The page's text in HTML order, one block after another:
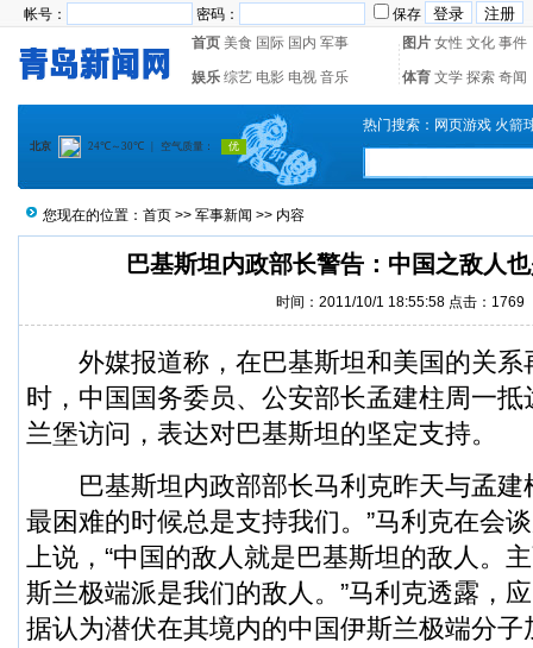
帐号： 密码：
保存
首页 美食 国际 国内 军事 图片 女性 文化 事件
娱乐 综艺 电影 电视 音乐 体育 文学 探索 奇闻
热门搜索： 网页游戏 火箭
您现在的位置： 首页 >> 军事新闻 >> 内容
巴基斯坦内政部长警告：中国之敌人
时间：2011/10/1 18:55:58 点击：1769
外媒报道称，在巴基斯坦和美国的关系
时，中国国务委员、公安部长孟建柱周一抵
兰堡访问，表达对巴基斯坦的坚定支持。
巴基斯坦内政部部长马利克昨天与孟建
最困难的时候总是支持我们。”马利克在会
上说，“中国的敌人就是巴基斯坦的敌人。
斯兰极端派是我们的敌人。”马利克透露，
据认为潜伏在其境内的中国伊斯兰极端分